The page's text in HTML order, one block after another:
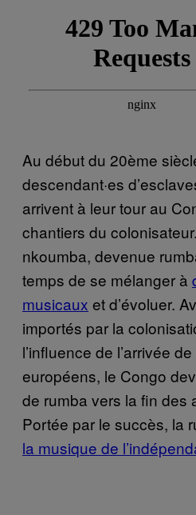
Au début du 20ème
descendant·es
arrivent à leur tour au
chantiers du
nkoumba, devenue
temps de se mélanger à
musicaux et d’évoluer.
importés par la
l’influence de l’arrivée
européens, le Congo
de rumba vers la fin des
Portée par le succès, la
la musique de